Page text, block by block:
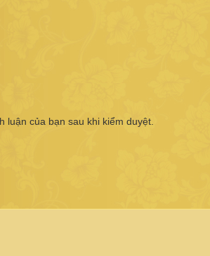
luận của bạn sau khi kiểm duyệt.